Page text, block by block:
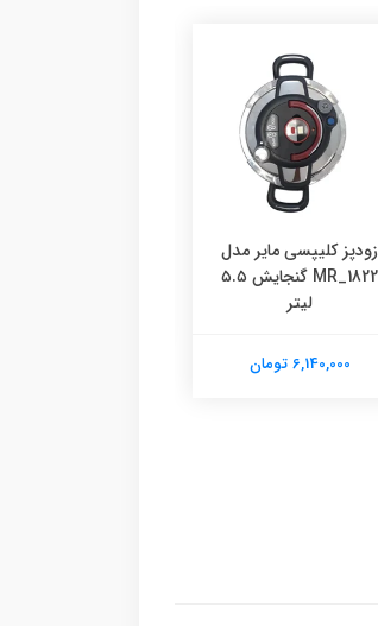
زودپز کلیپسی مایر مدل
MR_1822 گنجایش ۵.۵
لیتر
6,140,000 تومان